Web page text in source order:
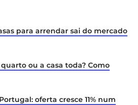
para arrendar sai do mercado
ou a casa toda? Como
oferta cresce 11% num